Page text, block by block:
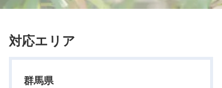
対応エリア
群馬県